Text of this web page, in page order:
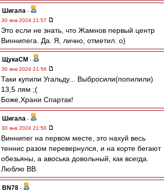
Шигала -
30 янв 2024 21:57
Это если не знать, что Жамнов первый центр
Виннипега. Да. Я, лично, отметил. о)
ЩукаСМ -
30 янв 2024 21:56
Таки купили Угальду... Выбросили(попилили)
13,5 лям ;(
Боже,Храни Спартак!
Шигала -
30 янв 2024 21:50
Виннипег на первом месте, это нахуй весь
теннис разом перевернулся, и на корте бегают
обезьяны, а авоська довольный, как всегда.
Люблю ВВ.
BN78 -